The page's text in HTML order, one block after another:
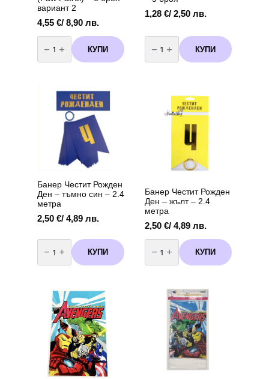
вариант 2
4,55 €/ 8,90 лв.
количество
за
Парти
домино
Патрул
Patrol)
вариант
КУПИ
1,28 €/ 2,50 лв.
количество
за
Парти
домино
(Barbie)
КУПИ
Банер Честит Рожден
Ден – тъмно син – 2.4
метра
2,50 €/ 4,89 лв.
количество
за
Банер
Честит
тъмно
метра
КУПИ
Банер Честит Рожден
Ден – жълт – 2.4
метра
2,50 €/ 4,89 лв.
количество
за
Банер
Честит
КУПИ